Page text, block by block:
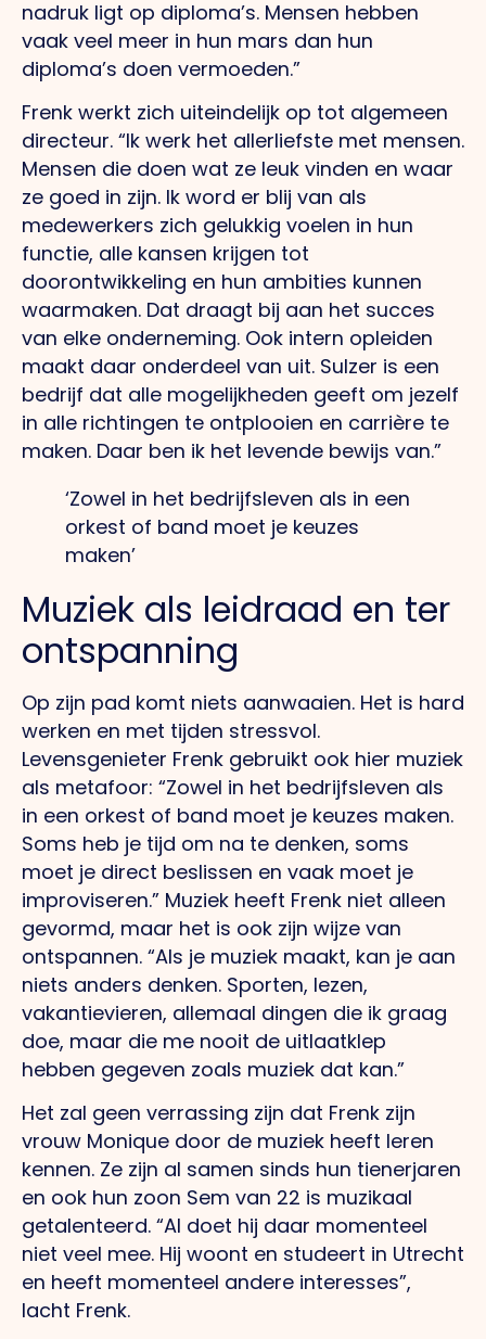
nadruk ligt op diploma’s. Mensen hebben
vaak veel meer in hun mars dan hun
diploma’s doen vermoeden.”
Frenk werkt zich uiteindelijk op tot algemeen
directeur. “Ik werk het allerliefste met mensen.
Mensen die doen wat ze leuk vinden en waar
ze goed in zijn. Ik word er blij van als
medewerkers zich gelukkig voelen in hun
functie, alle kansen krijgen tot
doorontwikkeling en hun ambities kunnen
waarmaken. Dat draagt bij aan het succes
van elke onderneming. Ook intern opleiden
maakt daar onderdeel van uit. Sulzer is een
bedrijf dat alle mogelijkheden geeft om jezelf
in alle richtingen te ontplooien en carrière te
maken. Daar ben ik het levende bewijs van.”
‘Zowel in het bedrijfsleven als in een
orkest of band moet je keuzes
maken’
Muziek als leidraad en ter
ontspanning
Op zijn pad komt niets aanwaaien. Het is hard
werken en met tijden stressvol.
Levensgenieter Frenk gebruikt ook hier muziek
als metafoor: “Zowel in het bedrijfsleven als
in een orkest of band moet je keuzes maken.
Soms heb je tijd om na te denken, soms
moet je direct beslissen en vaak moet je
improviseren.” Muziek heeft Frenk niet alleen
gevormd, maar het is ook zijn wijze van
ontspannen. “Als je muziek maakt, kan je aan
niets anders denken. Sporten, lezen,
vakantievieren, allemaal dingen die ik graag
doe, maar die me nooit de uitlaatklep
hebben gegeven zoals muziek dat kan.”
Het zal geen verrassing zijn dat Frenk zijn
vrouw Monique door de muziek heeft leren
kennen. Ze zijn al samen sinds hun tienerjaren
en ook hun zoon Sem van 22 is muzikaal
getalenteerd. “Al doet hij daar momenteel
niet veel mee. Hij woont en studeert in Utrecht
en heeft momenteel andere interesses”,
lacht Frenk.